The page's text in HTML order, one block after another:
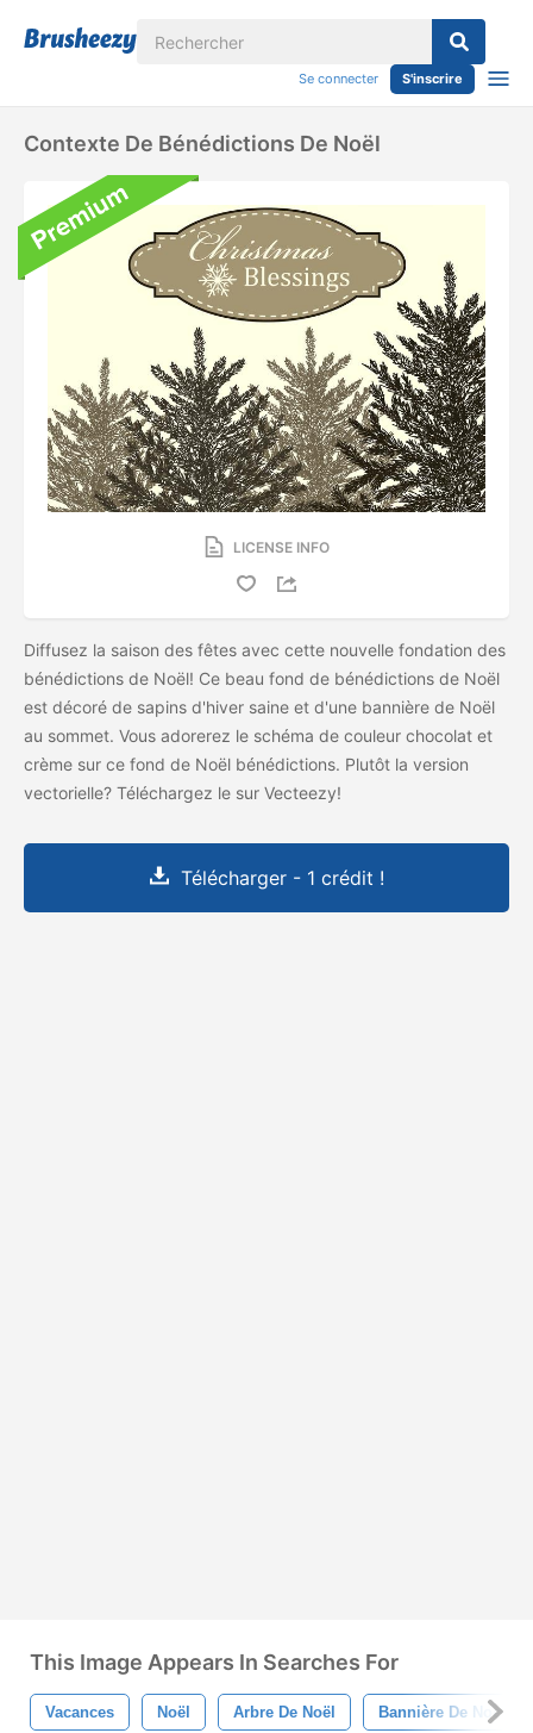
Se connecter S'inscrire
Contexte De Bénédictions De Noël
LICENSE INFO
Diffusez la saison des fêtes avec cette nouvelle fondation des
bénédictions de Noël! Ce beau fond de bénédictions de Noël
est décoré de sapins d'hiver saine et d'une bannière de Noël
au sommet. Vous adorerez le schéma de couleur chocolat et
crème sur ce fond de Noël bénédictions. Plutôt la version
vectorielle? Téléchargez le sur Vecteezy!
Télécharger - 1 crédit !
This Image Appears In Searches For
Vacances Noël Arbre De Noël Bannière De Noel